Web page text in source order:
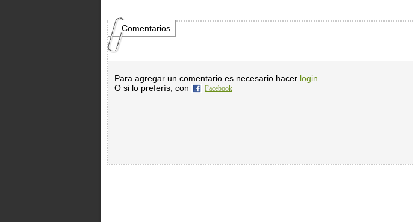
Comentarios
Para agregar un comentario es necesario hacer login.
O si lo preferís, con
Facebook